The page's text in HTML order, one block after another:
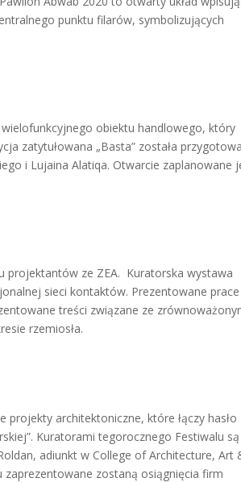
punktu filarów, symbolizujących
obiektu handlowego, który
zatytułowana „Basta” została
i Lujaina Alatiqa. Otwarcie zaplanowane
projektantów ze ZEA. Kuratorska wystawa
sieci kontaktów. Prezentowane prace
treści związane ze
rzemiosła.
architektoniczne, które łączy hasło
Kuratorami tegorocznego Festiwalu są
adiunkt w College of Architecture, Art
zaprezentowane zostaną osiągnięcia firm